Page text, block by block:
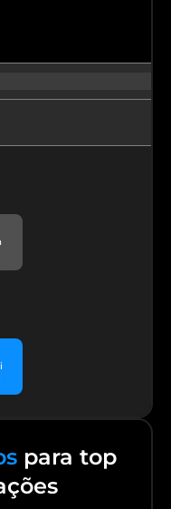
para top